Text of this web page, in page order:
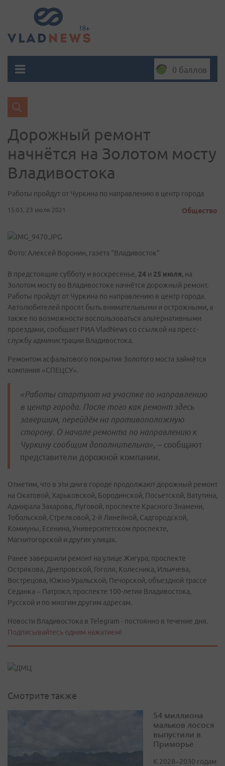
0 баллов
Дорожный ремонт
начнётся на Золотом мосту
Владивостока
Работы пройдут от Чуркина по направлению в центр города
15:03, 23 июля 2021 Общество
Фото: Алексей Воронин, газета "Владивосток"
В предстоящие субботу и воскресенье, 24 и 25 июля, на
Золотом мосту во Владивостоке начнётся дорожный ремонт.
Работы пройдут от Чуркина по направлению в центр города.
Автолюбителей просят быть внимательными и острожными, а
также по возможности воспользоваться альтернативными
проездами, сообщает РИА VladNews со ссылкой на пресс-
службу администрации Владивостока.
Ремонтом асфальтового покрытия Золотого моста займётся
компания «СПЕЦСУ».
«Работы стартуют на участке по направлению
в центр города. После того как ремонт здесь
завершим, перейдём на противоположную
сторону. О начале ремонта по направлению к
Чуркину сообщим дополнительно», – сообщают
представители дорожной компании.
Отметим, что в эти дни в городе продолжают дорожный ремонт
на Окатовой, Харьковской, Бородинской, Посьетской, Ватутина,
Адмирала Захарова, Луговой, проспекте Красного Знамени,
Тобольской, Стрелковой, 2-й Линейной, Садгородской,
Коммуны, Есенина, Университетском проспекте,
Магнитогорской и других улицах.
Ранее завершили ремонт на улице Жигура, проспекте
Острякова, Днепровской, Гоголя, Колесника, Ильичева,
Вострецова, Южно-Уральской, Печорской, объездной трассе
Седанка – Патрокл, проспекте 100-летия Владивостока,
Русской и по многим другим адресам.
Новости Владивостока в Telegram - постоянно в течение дня.
Подписывайтесь одним нажатием!
Смотрите также
54 миллиона
мальков лосося
выпустили в
Приморье
К 2028–2030 годам